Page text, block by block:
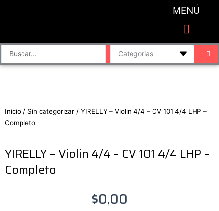
MENÚ
Search
...
Inicio / Sin categorizar / YIRELLY – Violin 4/4 – CV 101 4/4 LHP –
Completo
YIRELLY – Violin 4/4 – CV 101 4/4 LHP –
Completo
$0,00